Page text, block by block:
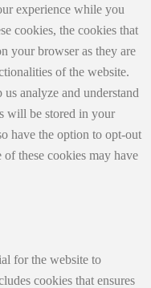
experience while you
cookies, the cookies that
your browser as they are
of the website.
analyze and understand
will be stored in your
have the option to opt-out
these cookies may have
for the website to
cookies that ensures